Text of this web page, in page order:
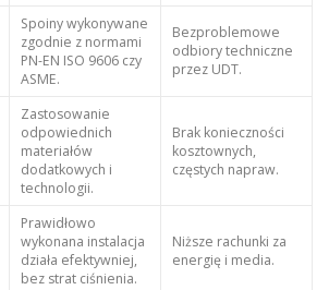
Spoiny wykonywane
zgodnie z normami
PN-EN ISO 9606 czy
ASME.
Bezproblemowe
odbiory techniczne
przez UDT.
Zastosowanie
odpowiednich
materiałów
dodatkowych i
technologii.
Brak konieczności
kosztownych,
częstych napraw.
Prawidłowo
wykonana instalacja
działa efektywniej,
bez strat ciśnienia.
Niższe rachunki za
energię i media.